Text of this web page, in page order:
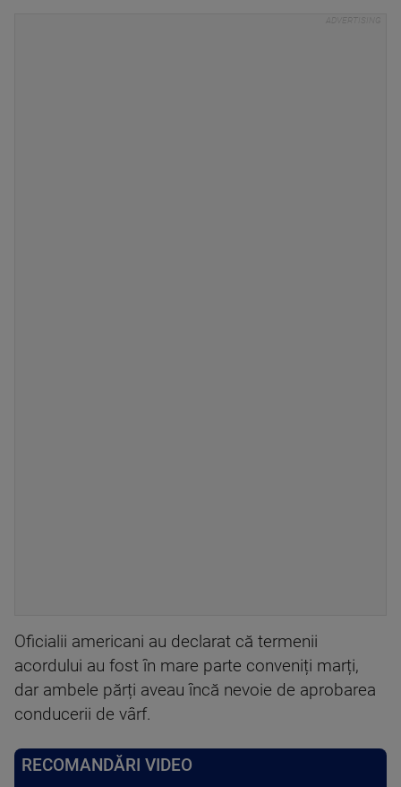
Oficialii americani au declarat că termenii
acordului au fost în mare parte conveniți marți,
dar ambele părți aveau încă nevoie de aprobarea
conducerii de vârf.
RECOMANDĂRI VIDEO